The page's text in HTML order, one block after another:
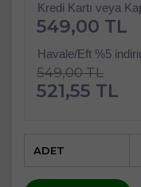
Kredi Kartı veya
549,00 TL
Havale/Eft %5
549,00 TL
521,55 TL
ADET